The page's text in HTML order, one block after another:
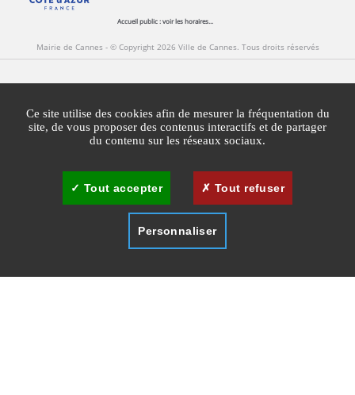
Accueil public :voir les horaires...
Mairie de Cannes - © Copyright 2026 Ville de Cannes. Tous droits réservés
Mentions légales Agglomération Cannes Lérins
Plan du site Gestion des cookies
Ce site utilise des cookies afin de mesurer la fréquentation du
site, de vous proposer des contenus interactifs et de partager
du contenu sur les réseaux sociaux.
Tout accepter Tout refuser
Personnaliser